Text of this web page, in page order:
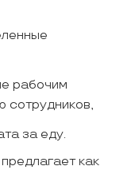
рабочим
сотрудников,
за еду.
как